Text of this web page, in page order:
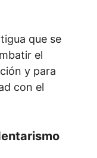
que se
el
y para
con el